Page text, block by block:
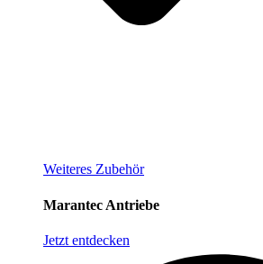
Weiteres Zubehör
Marantec Antriebe
Jetzt entdecken